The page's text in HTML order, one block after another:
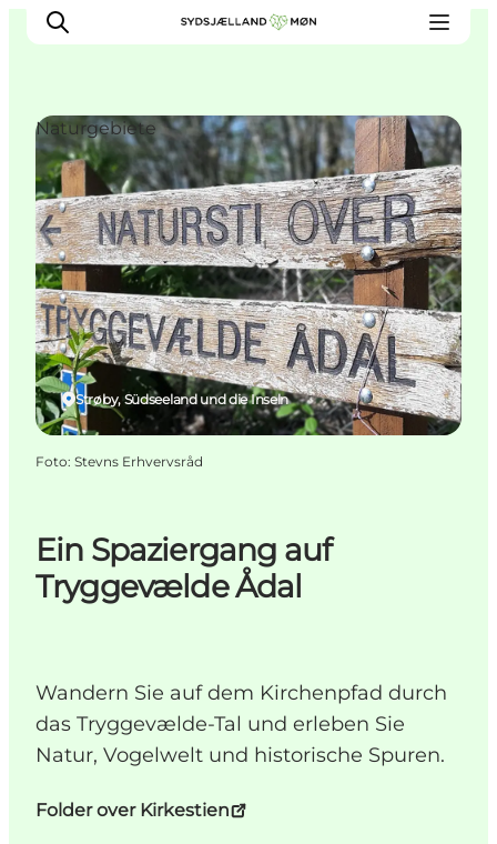
Erleben
Städte und Orte
Events
Essen
Unterkunft
Reise planen
Ein Spaziergang auf
Tryggevælde Ådal
Wandern Sie auf dem Kirchenpfad durch
das Tryggevælde-Tal und erleben Sie
Natur, Vogelwelt und historische Spuren.
Folder over Kirkestien
Strøby, Südseeland und die Inseln
Naturgebiete
Foto: Stevns Erhvervsråd